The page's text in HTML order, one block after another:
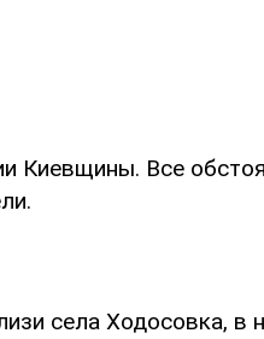
Киевщины. Все
села Ходосовка, в